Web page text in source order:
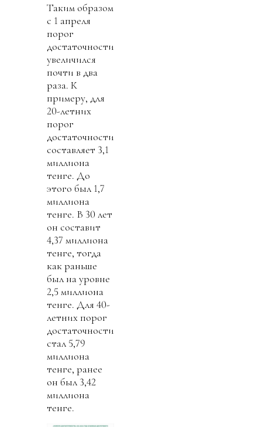
Таким образом
с 1 апреля
порог
достаточности
увеличился
почти в два
раза. К
примеру, для
20-летних
порог
достаточности
составляет 3,1
миллиона
тенге. До
этого был 1,7
миллиона
тенге. В 30 лет
он составит
4,37 миллиона
тенге, тогда
как раньше
был на уровне
2,5 миллиона
тенге. Для 40-
летних порог
достаточности
стал 5,79
миллиона
тенге, ранее
он был 3,42
миллиона
тенге.